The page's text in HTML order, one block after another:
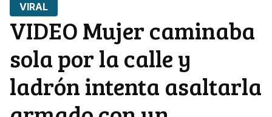
VIRAL
VIDEO Mujer caminaba
sola por la calle y
ladrón intenta asaltarla